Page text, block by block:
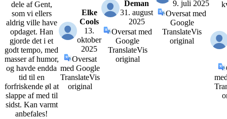
dele af Gent,
som vi ellers
aldrig ville have
opdaget. Han
gjorde det i et
godt tempo, med
masser af humor,
og havde endda
tid til en
forfriskende øl at
slappe af med til
sidst. Kan varmt
anbefales!
Elke
Cools
13.
oktober
2025
Oversat
med Google
TranslateVis
original
Deman
31. august
2025
Oversat med
Google
TranslateVis
original
9. juli 2025
Oversat med
Google
TranslateVis
original